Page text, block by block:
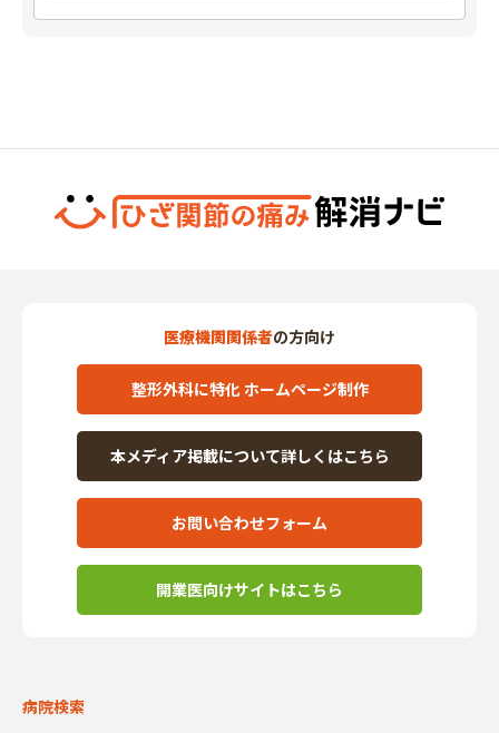
医療機関関係者の方向け
整形外科に特化 ホームページ制作
本メディア掲載について詳しくはこちら
お問い合わせフォーム
開業医向けサイトはこちら
病院検索